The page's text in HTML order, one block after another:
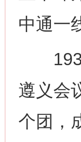
中通一
1935
遵义会
个团，